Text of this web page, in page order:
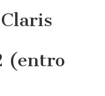
(entro